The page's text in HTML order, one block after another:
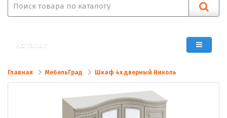
Каталог
Главная МебельГрад Шкаф 4х дверный Николь